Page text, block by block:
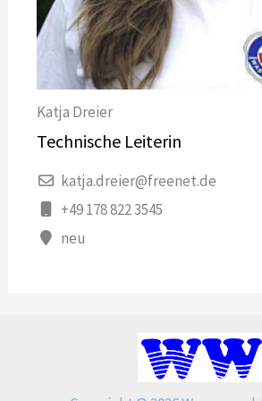
Katja Dreier
Technische Leiterin
katja.dreier@freenet.de
+49 178 822 3545
neu